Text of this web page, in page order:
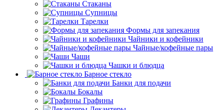
Стаканы
Супницы
Тарелки
Формы для запекания
Чайники и кофейники
Чайные/кофейные пары
Чаши
Чашки и блюдца
Барное стекло
Банки для подачи
Бокалы
Графины